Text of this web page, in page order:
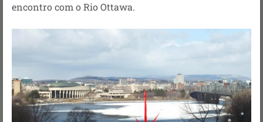
encontro com o Rio Ottawa.